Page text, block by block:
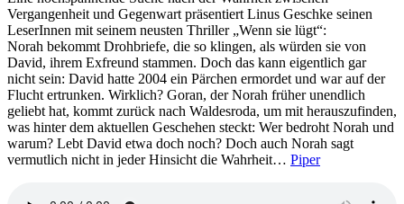
Vergangenheit und Gegenwart präsentiert Linus Geschke seinen
LeserInnen mit seinem neusten Thriller „Wenn sie lügt“:
Norah bekommt Drohbriefe, die so klingen, als würden sie von
David, ihrem Exfreund stammen. Doch das kann eigentlich gar
nicht sein: David hatte 2004 ein Pärchen ermordet und war auf der
Flucht ertrunken. Wirklich? Goran, der Norah früher unendlich
geliebt hat, kommt zurück nach Waldesroda, um mit herauszufinden,
was hinter dem aktuellen Geschehen steckt: Wer bedroht Norah und
warum? Lebt David etwa doch noch? Doch auch Norah sagt
vermutlich nicht in jeder Hinsicht die Wahrheit… Piper